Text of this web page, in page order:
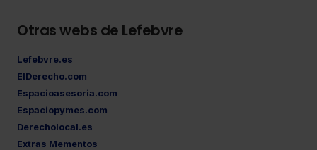
Otras webs de Lefebvre
Lefebvre.es
ElDerecho.com
Espacioasesoria.com
Espaciopymes.com
Derecholocal.es
Extras Mementos